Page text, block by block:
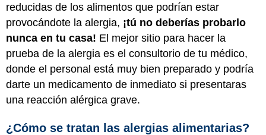
reducidas de los alimentos que podrían estar
provocándote la alergia, ¡tú no deberías probarlo
nunca en tu casa! El mejor sitio para hacer la
prueba de la alergia es el consultorio de tu médico,
donde el personal está muy bien preparado y podría
darte un medicamento de inmediato si presentaras
una reacción alérgica grave.
¿Cómo se tratan las alergias alimentarias?